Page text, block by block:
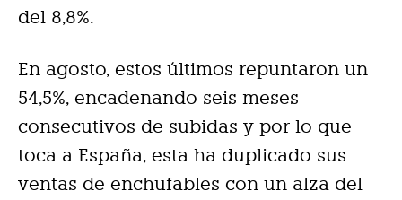
del 8,8%.
En agosto, estos últimos repuntaron un
54,5%, encadenando seis meses
consecutivos de subidas y por lo que
toca a España, esta ha duplicado sus
ventas de enchufables con un alza del